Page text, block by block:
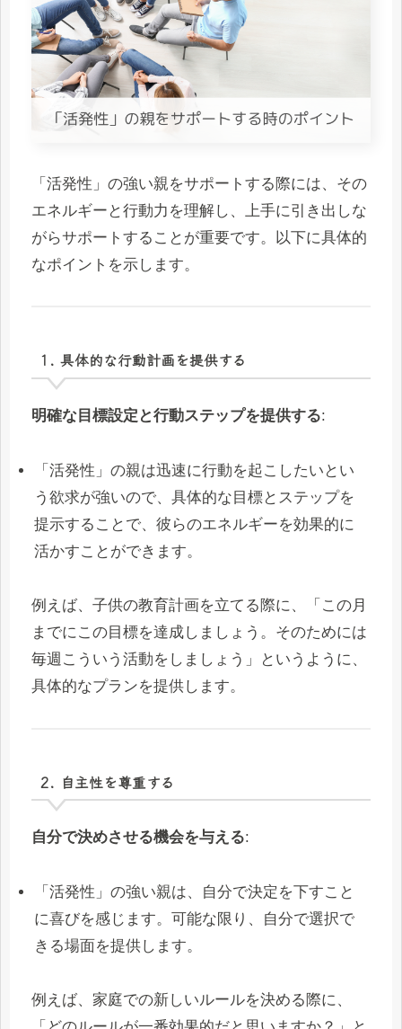
「活発性」の強い親をサポートする際には、その
エネルギーと行動力を理解し、上手に引き出しな
がらサポートすることが重要です。以下に具体的
なポイントを示します。
1. 具体的な行動計画を提供する
明確な目標設定と行動ステップを提供する:
「活発性」の親は迅速に行動を起こしたいとい
う欲求が強いので、具体的な目標とステップを
提示することで、彼らのエネルギーを効果的に
活かすことができます。
例えば、子供の教育計画を立てる際に、「この月
までにこの目標を達成しましょう。そのためには
毎週こういう活動をしましょう」というように、
具体的なプランを提供します。
2. 自主性を尊重する
自分で決めさせる機会を与える:
「活発性」の強い親は、自分で決定を下すこと
に喜びを感じます。可能な限り、自分で選択で
きる場面を提供します。
例えば、家庭での新しいルールを決める際に、